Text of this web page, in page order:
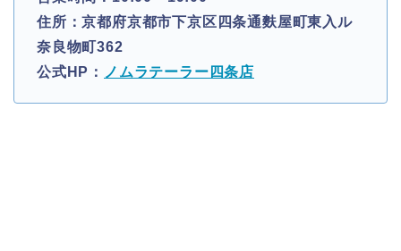
住所：京都府京都市下京区四条通麩屋町東入ル
奈良物町362
公式HP：
ノムラテーラー四条店